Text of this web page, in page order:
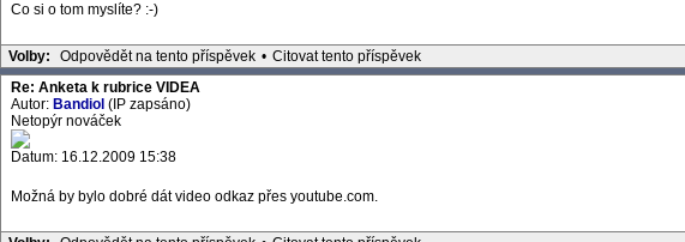
Co si o tom myslíte? :-)
Volby: Odpovědět na tento příspěvek • Citovat tento příspěvek
Re: Anketa k rubrice VIDEA
Autor: Bandiol (IP zapsáno)
Netopýr nováček
Datum: 16.12.2009 15:38
Možná by bylo dobré dát video odkaz přes youtube.com.